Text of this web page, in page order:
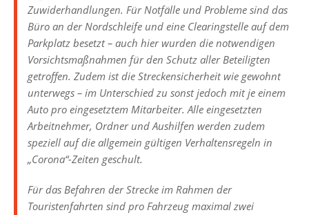
Zuwiderhandlungen. Für Notfälle und Probleme sind das
Büro an der Nordschleife und eine Clearingstelle auf dem
Parkplatz besetzt – auch hier wurden die notwendigen
Vorsichtsmaßnahmen für den Schutz aller Beteiligten
getroffen. Zudem ist die Streckensicherheit wie gewohnt
unterwegs – im Unterschied zu sonst jedoch mit je einem
Auto pro eingesetztem Mitarbeiter. Alle eingesetzten
Arbeitnehmer, Ordner und Aushilfen werden zudem
speziell auf die allgemein gültigen Verhaltensregeln in
„Corona“-Zeiten geschult.
Für das Befahren der Strecke im Rahmen der
Touristenfahrten sind pro Fahrzeug maximal zwei